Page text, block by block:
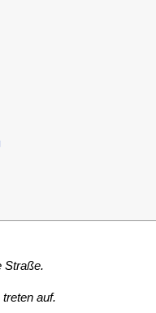
Straße.
auf.